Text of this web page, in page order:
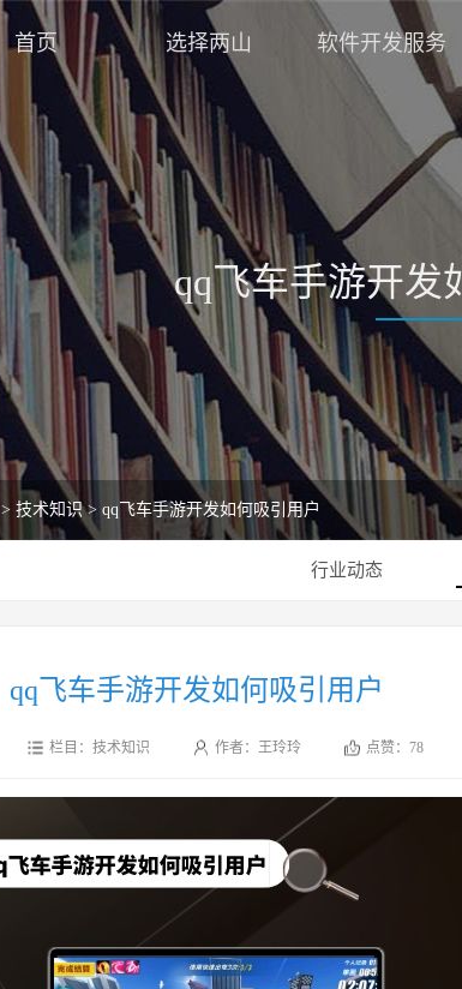
首页 选择两山 软件开发服务
qq飞车手游开发
> 技术知识> qq飞车手游开发如何吸引用户
行业动态
qq飞车手游开发如何吸引用户
栏目：技术知识 作者：王玲玲 点赞： 78